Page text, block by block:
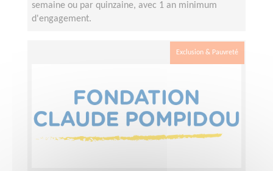
semaine ou par quinzaine, avec 1 an minimum
d'engagement.
Exclusion & Pauvreté